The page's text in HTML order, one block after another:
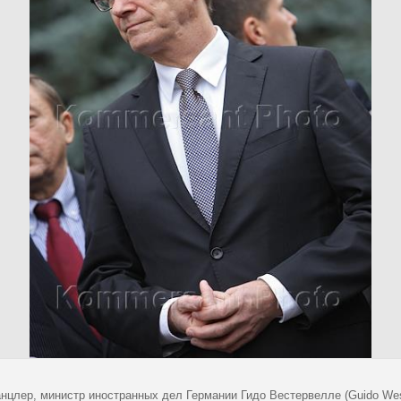
министр иностранных дел Германии Гидо Вестервелле (Guido